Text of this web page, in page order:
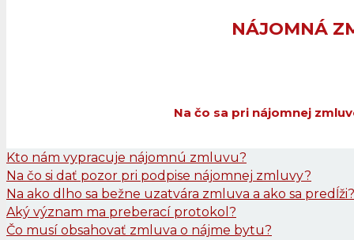
NÁJOMNÁ
Na čo sa pri nájomnej
Kto nám vypracuje nájomnú zmluvu?
Na čo si dať pozor pri podpise nájomnej zmluvy?
Na ako dlho sa bežne uzatvára zmluva a ako sa predĺži?
Aký význam ma preberací protokol?
Čo musí obsahovať zmluva o nájme bytu?